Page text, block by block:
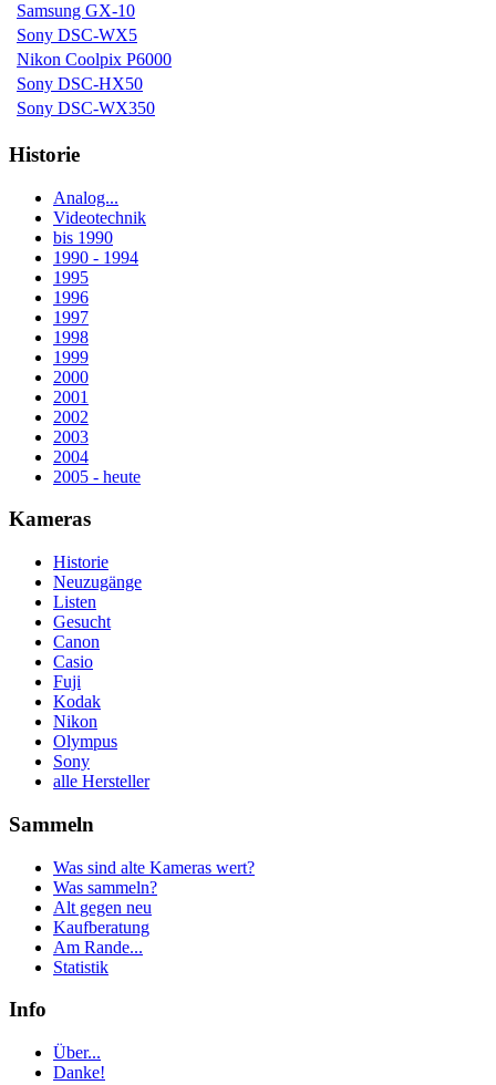
Samsung GX-10
Sony DSC-WX5
Nikon Coolpix P6000
Sony DSC-HX50
Sony DSC-WX350
Historie
Analog...
Videotechnik
bis 1990
1990 - 1994
1995
1996
1997
1998
1999
2000
2001
2002
2003
2004
2005 - heute
Kameras
Historie
Neuzugänge
Listen
Gesucht
Canon
Casio
Fuji
Kodak
Nikon
Olympus
Sony
alle Hersteller
Sammeln
Was sind alte Kameras wert?
Was sammeln?
Alt gegen neu
Kaufberatung
Am Rande...
Statistik
Info
Über...
Danke!